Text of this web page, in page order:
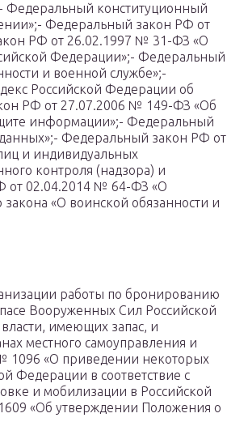
Федеральный конституционный
Федеральный закон РФ от
РФ от 26.02.1997 № 31-ФЗ «О
Федерации»;- Федеральный
и военной службе»;-
Российской Федерации об
РФ от 27.07.2006 № 149-ФЗ «Об
информации»;- Федеральный
Федеральный закон РФ от
и индивидуальных
контроля (надзора) и
от 02.04.2014 № 64-ФЗ «О
«О воинской обязанности и
работы по бронированию
Вооруженных Сил Российской
имеющих запас, и
местного самоуправления и
1096 «О приведении некоторых
Федерации в соответствие с
и мобилизации в Российской
«Об утверждении Положения о